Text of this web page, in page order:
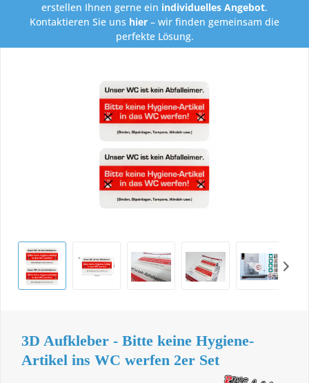
erstellen Ihnen gerne ein individuelles Angebot.
Kontaktieren Sie uns hier – wir finden gemeinsam die
perfekte Lösung.
3D Aufkleber - Bitte keine Hygiene-
Artikel ins WC werfen 2er Set